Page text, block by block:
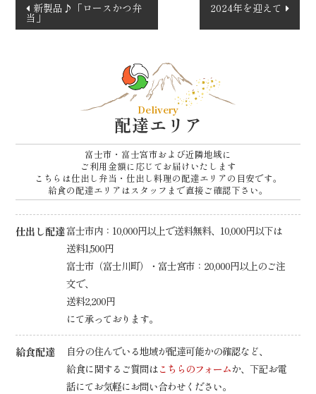
投
稿
ョ
新製品♪「ロースかつ弁
当」
2024年を迎えて
Delivery
配達エリア
富士市・富士宮市および近隣地域に
ご利用金額に応じてお届けいたします
こちらは仕出し弁当・仕出し料理の配達エリアの目安です。
給食の配達エリアはスタッフまで直接ご確認下さい。
仕出し配達富士市内：10,000円以上で送料無料、10,000円以下は
送料1,500円
富士市（富士川町）・富士宮市：20,000円以上のご注
文で、
送料2,200円
にて承っております。
給食配達
自分の住んでいる地域が配達可能かの確認など、
給食に関するご質問はこちらのフォームか、下記お電
話にてお気軽にお問い合わせください。